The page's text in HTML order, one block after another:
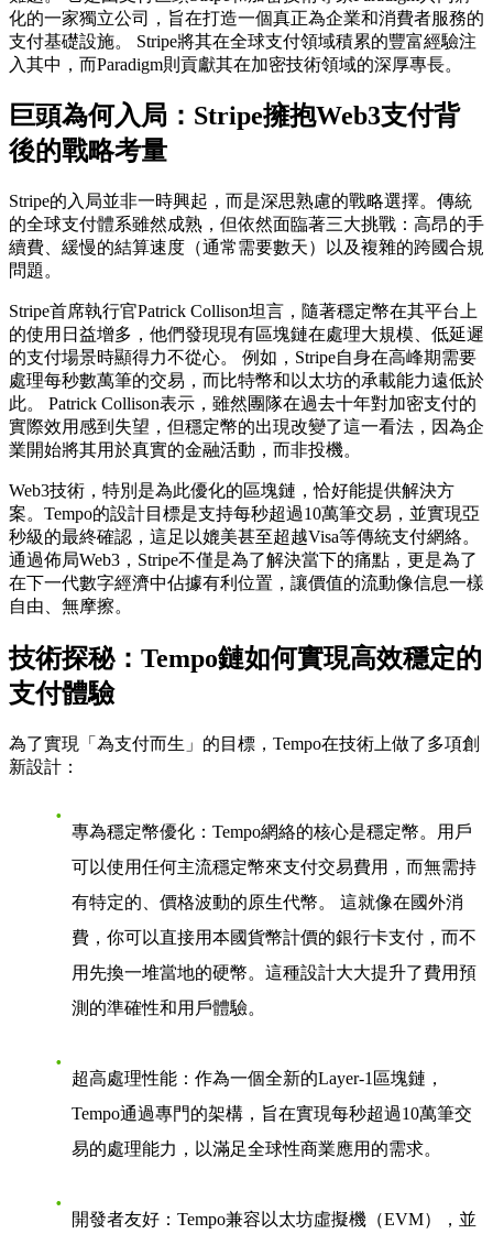
化的一家獨立公司，旨在打造一個真正為企業和消費者服務的
支付基礎設施。 Stripe將其在全球支付領域積累的豐富經驗注
入其中，而Paradigm則貢獻其在加密技術領域的深厚專長。
巨頭為何入局：Stripe擁抱Web3支付背
後的戰略考量
Stripe的入局並非一時興起，而是深思熟慮的戰略選擇。傳統
的全球支付體系雖然成熟，但依然面臨著三大挑戰：高昂的手
續費、緩慢的結算速度（通常需要數天）以及複雜的跨國合規
問題。
Stripe首席執行官Patrick Collison坦言，隨著穩定幣在其平台上
的使用日益增多，他們發現現有區塊鏈在處理大規模、低延遲
的支付場景時顯得力不從心。 例如，Stripe自身在高峰期需要
處理每秒數萬筆的交易，而比特幣和以太坊的承載能力遠低於
此。 Patrick Collison表示，雖然團隊在過去十年對加密支付的
實際效用感到失望，但穩定幣的出現改變了這一看法，因為企
業開始將其用於真實的金融活動，而非投機。
Web3技術，特別是為此優化的區塊鏈，恰好能提供解決方
案。Tempo的設計目標是支持每秒超過10萬筆交易，並實現亞
秒級的最終確認，這足以媲美甚至超越Visa等傳統支付網絡。
通過佈局Web3，Stripe不僅是為了解決當下的痛點，更是為了
在下一代數字經濟中佔據有利位置，讓價值的流動像信息一樣
自由、無摩擦。
技術探秘：Tempo鏈如何實現高效穩定的
支付體驗
為了實現「為支付而生」的目標，Tempo在技術上做了多項創
新設計：
專為穩定幣優化 ：Tempo網絡的核心是穩定幣。用戶
可以使用任何主流穩定幣來支付交易費用，而無需持
有特定的、價格波動的原生代幣。 這就像在國外消
費，你可以直接用本國貨幣計價的銀行卡支付，而不
用先換一堆當地的硬幣。這種設計大大提升了費用預
測的準確性和用戶體驗。
超高處理性能 ：作為一個全新的Layer-1區塊鏈，
Tempo通過專門的架構，旨在實現每秒超過10萬筆交
易的處理能力，以滿足全球性商業應用的需求。
開發者友好 ：Tempo兼容以太坊虛擬機（EVM），並